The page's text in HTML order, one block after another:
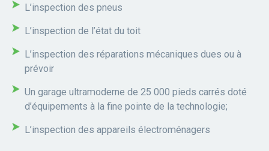
L’inspection des pneus
L’inspection de l’état du toit
L’inspection des réparations mécaniques dues ou à
prévoir
Un garage ultramoderne de 25 000 pieds carrés doté
d’équipements à la fine pointe de la technologie;
L’inspection des appareils électroménagers